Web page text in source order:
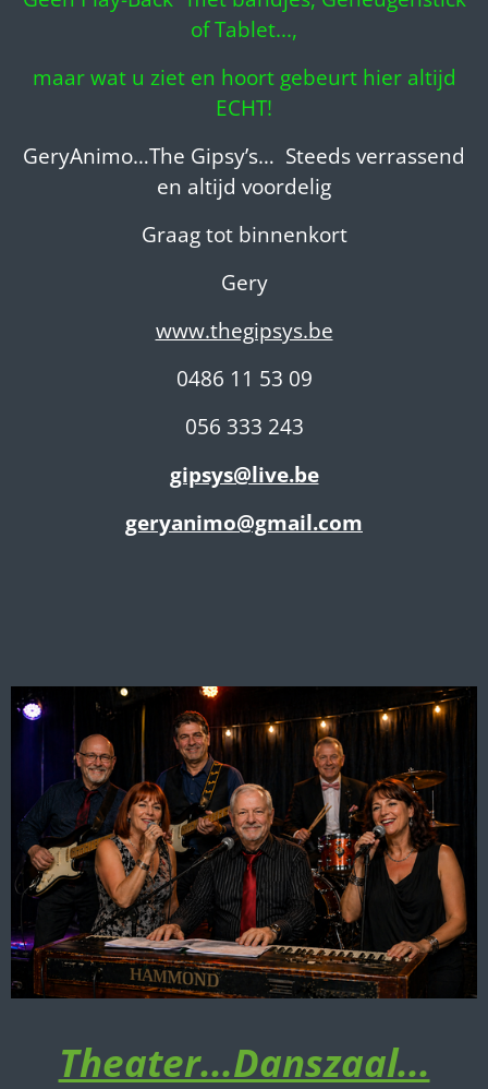
of Tablet...,
maar wat u ziet en hoort gebeurt hier altijd
ECHT!
GeryAnimo…The Gipsy’s… Steeds verrassend
en altijd voordelig
Graag tot binnenkort
Gery
www.thegipsys.be
0486 11 53 09
056 333 243
gipsys@live.be
geryanimo@gmail.com
Theater...Danszaal...